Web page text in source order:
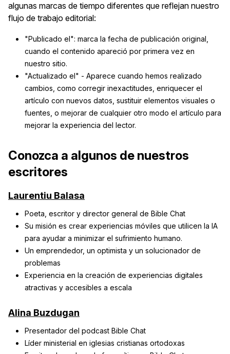
algunas marcas de tiempo diferentes que reflejan nuestro
flujo de trabajo editorial:
"Publicado el": marca la fecha de publicación original,
cuando el contenido apareció por primera vez en
nuestro sitio.
"Actualizado el" - Aparece cuando hemos realizado
cambios, como corregir inexactitudes, enriquecer el
artículo con nuevos datos, sustituir elementos visuales o
fuentes, o mejorar de cualquier otro modo el artículo para
mejorar la experiencia del lector.
Conozca a algunos de nuestros
escritores
Laurentiu Balasa
Poeta, escritor y director general de Bible Chat
Su misión es crear experiencias móviles que utilicen la IA
para ayudar a minimizar el sufrimiento humano.
Un emprendedor, un optimista y un solucionador de
problemas
Experiencia en la creación de experiencias digitales
atractivas y accesibles a escala
Alina Buzdugan
Presentador del podcast Bible Chat
Líder ministerial en iglesias cristianas ortodoxas